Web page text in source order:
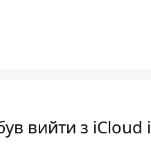
вийти з iCloud і